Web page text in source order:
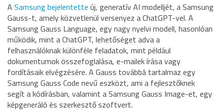
A Samsung bejelentette új, generatív AI modelljét, a Samsung
Gauss-t, amely közvetlenül versenyez a ChatGPT-vel. A
Samsung Gauss Language, egy nagy nyelvi modell, hasonlóan
működik, mint a ChatGPT, lehetőséget adva a
felhasználóknak különféle feladatok, mint például
dokumentumok összefoglalása, e-mailek írása vagy
fordításaik elvégzésére. A Gauss továbbá tartalmaz egy
Samsung Gauss Code nevű eszközt, ami a fejlesztőknek
segít a kódírásban, valamint a Samsung Gauss Image-et, egy
képgeneráló és szerkesztő szoftvert.